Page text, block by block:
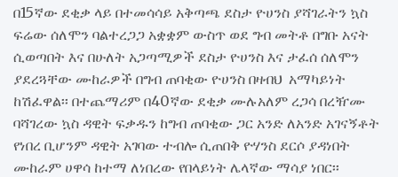
በ15ኛው ደቂቃ ላይ በተመሳሳይ አቅጣጫ ደስታ ዮሀንስ ያሻገራትን ኳስ
ፍሬው ሰለሞን ባልተረጋጋ አቋቋም ውስጥ ወደ ግብ መትቶ በግቡ አናት
ሲወጣበት እና በሁለት አጋጣሚዎች ደስታ ዮሀንስ እና ታፈሰ ሰለሞን
ያደረጓቸው ሙከራዎች በግብ ጠባቂው ዮሀንስ በዛብህ አማካይነት
ከሽፈዋል፡፡ በተጨማሪም በ40ኛው ደቂቃ ሙሉአለም ረጋሳ በረዥሙ
ባሻገረው ኳስ ዳዊት ፍቃዱን ከግብ ጠባቂው ጋር አንድ ለአንድ አገናኝቶት
የነበረ ቢሆንም ዳዊት አገባው ተብሎ ሲጠበቅ ዮሃንስ ደርሶ ያዳነበት
ሙከራም ሀዋሳ ከተማ ለነበረው የበላይነት ሌላኛው ማሳያ ነበር፡፡